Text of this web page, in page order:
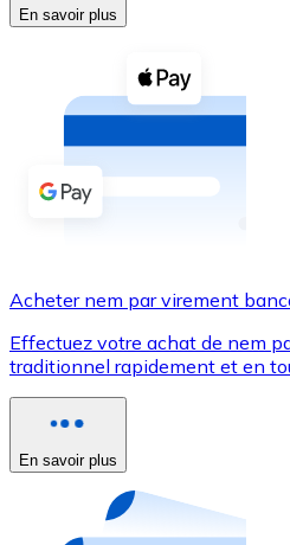
Voir toutes
Coupons crypto
Achetez des
Acheter avec espèces
Virement SEPA
Utilisez les cartes Visa et
Acheter avec carte
Nouveau
Achetez des cartes-
En savoir plus
Acheter nem par virement
Effectuez votre achat de nem
traditionnel rapidement et en
En savoir plus